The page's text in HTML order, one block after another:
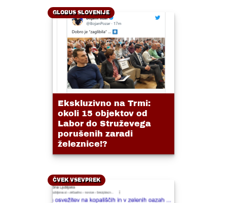
GLOBUS SLOVENIJE
Ekskluzivno na Trmi:
okoli 15 objektov od
Labor do Struževega
porušenih zaradi
železnice!?
ČVEK VSEVPREK